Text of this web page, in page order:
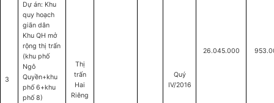
3
Dự án: Khu
quy hoạch
giãn dân
Khu QH mở
rộng thị trấn
(khu phố
Ngô
Quyền+khu
phố 6+khu
phố 8)
Thị
trấn
Hai
Riêng
Quý
IV/2016
26.045.000